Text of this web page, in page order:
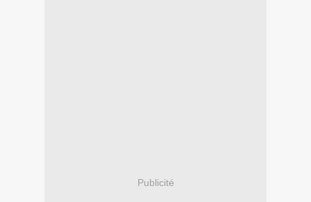
Publicité